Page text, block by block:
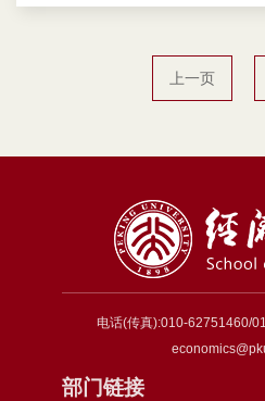
上一页
电话(传真):010-62751460/
部门链接